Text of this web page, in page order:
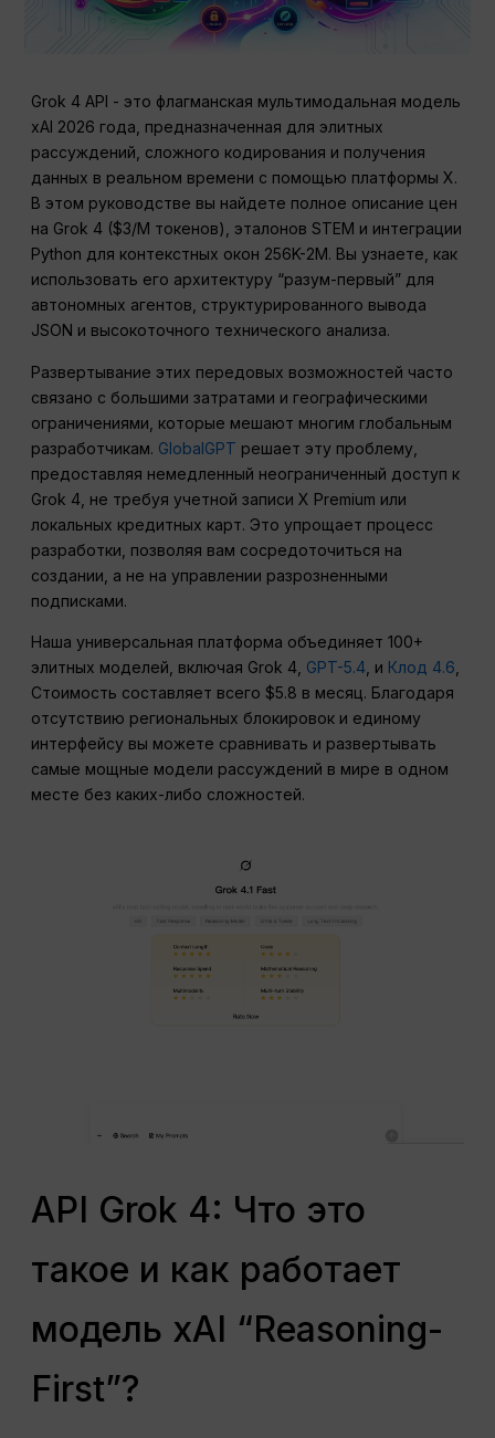
Grok 4 API - это флагманская мультимодальная модель
xAI 2026 года, предназначенная для элитных
рассуждений, сложного кодирования и получения
данных в реальном времени с помощью платформы X.
В этом руководстве вы найдете полное описание цен
на Grok 4 ($3/M токенов), эталонов STEM и интеграции
Python для контекстных окон 256K-2M. Вы узнаете, как
использовать его архитектуру “разум-первый” для
автономных агентов, структурированного вывода
JSON и высокоточного технического анализа.
Развертывание этих передовых возможностей часто
связано с большими затратами и географическими
ограничениями, которые мешают многим глобальным
разработчикам. GlobalGPT решает эту проблему,
предоставляя немедленный неограниченный доступ к
Grok 4, не требуя учетной записи X Premium или
локальных кредитных карт. Это упрощает процесс
разработки, позволяя вам сосредоточиться на
создании, а не на управлении разрозненными
подписками.
Наша универсальная платформа объединяет 100+
элитных моделей, включая Grok 4, GPT-5.4 , и Клод 4.6
Стоимость составляет всего $5.8 в месяц. Благодаря
отсутствию региональных блокировок и единому
интерфейсу вы можете сравнивать и развертывать
самые мощные модели рассуждений в мире в одном
месте без каких-либо сложностей.
API Grok 4: Что это
такое и как работает
модель xAI “Reasoning-
First”?